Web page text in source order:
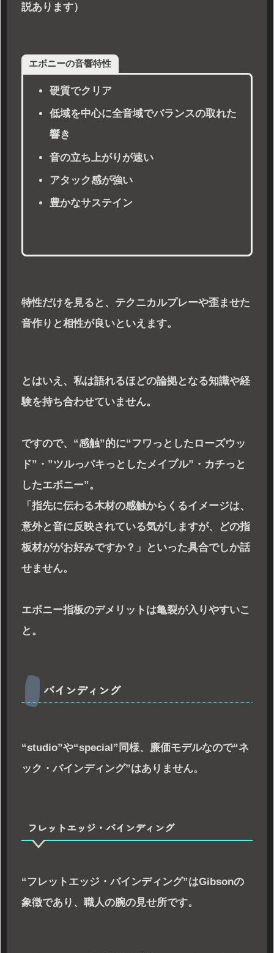
説あります）
エボニーの音響特性
硬質でクリア
低域を中心に全音域でバランスの取れた
響き
音の立ち上がりが速い
アタック感が強い
豊かなサステイン
特性だけを見ると、テクニカルプレーや歪ませた
音作りと相性が良いといえます。
とはいえ、私は語れるほどの論拠となる知識や経
験を持ち合わせていません。
ですので、“感触”的に“フワっとしたローズウッ
ド”・”ツルっパキっとしたメイプル”・カチっと
したエボニー”。
「指先に伝わる木材の感触からくるイメージは、
意外と音に反映されている気がしますが、どの指
板材ががお好みですか？」といった具合でしか話
せません。
エボニー指板のデメリットは亀裂が入りやすいこ
と。
バインディング
“studio”や“special”同様、廉価モデルなので“ネ
ック・バインディング”はありません。
フレットエッジ・バインディング
“フレットエッジ・バインディング”はGibsonの
象徴であり、職人の腕の見せ所です。